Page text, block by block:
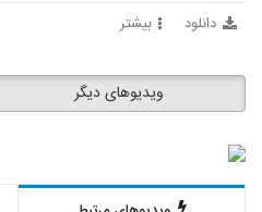
19
20
دانلود بیشتر
ویدیوهای دیگر